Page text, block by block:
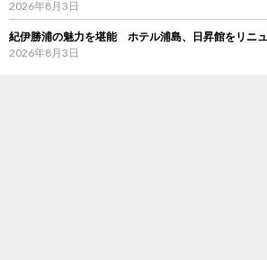
2026年8月3日
紀伊勝浦の魅力を堪能 ホテル浦島、日昇館をリニ
2026年8月3日